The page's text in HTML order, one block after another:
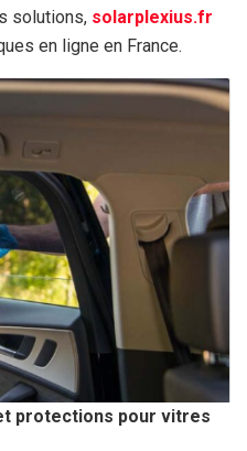
solutions, solarplexius.fr
en ligne en France.
protections pour vitres